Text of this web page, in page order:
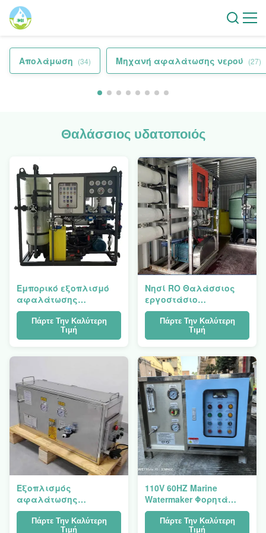
Απολάμωση (34) Μηχανή αφαλάτωσης νερού (27)
Θαλάσσιος υδατοποιός
Εμπορικό εξοπλισμό
αφαλάτωσης
θαλασσινού νερού RO
30 τόνους/ημέρα
Πάρτε Την Καλύτερη
Τιμή
Νησί RO Θαλάσσιος
εργοστάσιο
επεξεργασίας νερού
απολάμωσης
Πάρτε Την Καλύτερη
Τιμή
Εξοπλισμός
αφαλάτωσης
θαλάσσιου νερού με
αντίστροφη όσμωση
Πάρτε Την Καλύτερη
Τιμή
110V 60HZ Marine
Watermaker Φορητά
συστήματα διήθησης
θαλάσσιου νερού
Πάρτε Την Καλύτερη
Τιμή